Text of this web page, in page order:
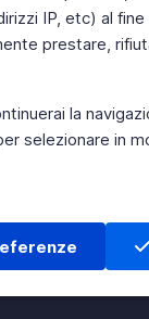
IP, etc) al fine
prestare,
la
selezionare in